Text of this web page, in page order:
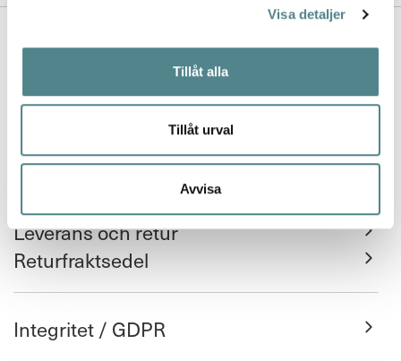
Visa detaljer
Tillåt alla
Tillåt urval
Avvisa
FAQ
Leverans och retur
Returfraktsedel
Integritet / GDPR